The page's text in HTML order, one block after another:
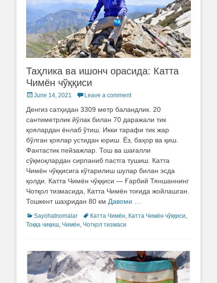
Таҳлика ва ишонч орасида: Катта
Чимён чўққиси
Posted
June 14, 2021 Leave a comment
Денгиз сатҳидан 3309 метр баландлик. 20
сантиметрлик йўлак билан 70 даражали тик
қоялардан ёнлаб ўтиш. Икки тарафи тик жар
бўлган қоялар устидан юриш. Ёз, баҳор ва қиш.
Фантастик пейзажлар. Тош ва шағалли
сўқмоқлардан сирпаниб пастга тушиш. Катта
Чимён чўққисига кўтарилиш шулар билан эсда
қолди. Катта Чимён чўққиси — Ғарбий Тяншаннинг
Чотқол тизмасида, Катта Чимён тоғида жойлашган.
Тошкент шаҳридан 80 км Давоми …
Categories
Sayohatnomalar TagsКатта Чимён, Катта Чимён чўққиси,
Тоққа чиқиш, Чимён, Чотқол тизмаси